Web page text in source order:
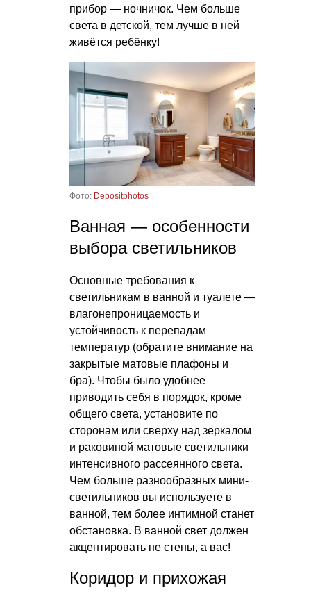
прибор — ночничок. Чем больше
света в детской, тем лучше в ней
живётся ребёнку!
Фото: Depositphotos
Ванная — особенности
выбора светильников
Основные требования к
светильникам в ванной и туалете —
влагонепроницаемость и
устойчивость к перепадам
температур (обратите внимание на
закрытые матовые плафоны и
бра). Чтобы было удобнее
приводить себя в порядок, кроме
общего света, установите по
сторонам или сверху над зеркалом
и раковиной матовые светильники
интенсивного рассеянного света.
Чем больше разнообразных мини-
светильников вы используете в
ванной, тем более интимной станет
обстановка. В ванной свет должен
акцентировать не стены, а вас!
Коридор и прихожая